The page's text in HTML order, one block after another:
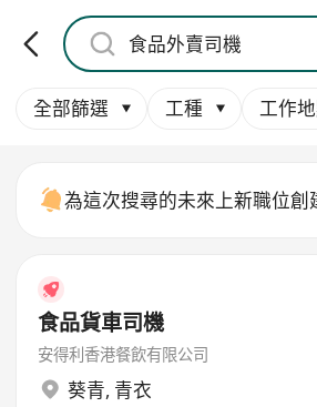
全部篩選 工種 工作
為這次搜尋的未來上新職位創
食品貨車司機
安得利香港餐飲有限公司
葵青, 青衣